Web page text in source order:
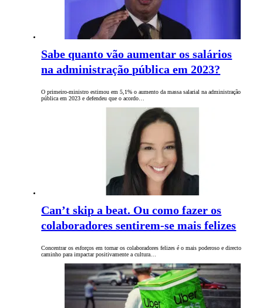
Sabe quanto vão aumentar os salários
na administração pública em 2023?
O primeiro-ministro estimou em 5,1% o aumento da massa salarial na administração
pública em 2023 e defendeu que o acordo…
Can’t skip a beat. Ou como fazer os
colaboradores sentirem-se mais felizes
Concentrar os esforços em tornar os colaboradores felizes é o mais poderoso e directo
caminho para impactar positivamente a cultura…